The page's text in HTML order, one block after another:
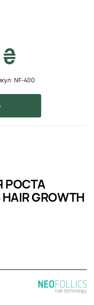
РОСТА
GROWTH
NF-400